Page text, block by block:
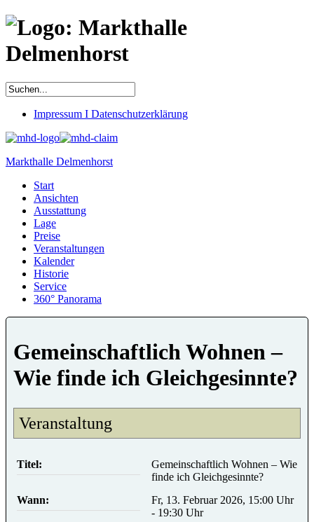
Impressum I Datenschutzerklärung
Markthalle Delmenhorst
Start
Ansichten
Ausstattung
Lage
Preise
Veranstaltungen
Kalender
Historie
Service
360° Panorama
Gemeinschaftlich Wohnen –
Wie finde ich Gleichgesinnte?
Veranstaltung
Titel:
Gemeinschaftlich Wohnen – Wie
finde ich Gleichgesinnte?
Wann:
Fr, 13. Februar 2026, 15:00 Uhr
- 19:30 Uhr